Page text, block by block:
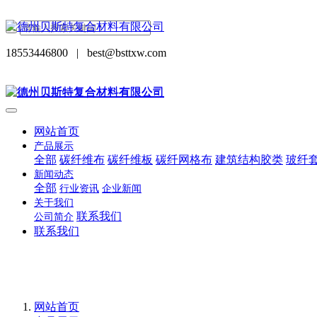
18553446800 | best@bsttxw.com
网站首页
产品展示
全部 碳纤维布 碳纤维板 碳纤网格布 建筑结构胶类 玻纤
新闻动态
全部 行业资讯 企业新闻
关于我们
公司简介 联系我们
联系我们
网站首页